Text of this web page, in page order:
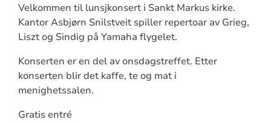
Velkommen til lunsjkonsert i Sankt Markus kirke.
Kantor Asbjørn Snilstveit spiller repertoar av Grieg,
Liszt og Sindig på Yamaha flygelet.
Konserten er en del av onsdagstreffet. Etter
konserten blir det kaffe, te og mat i
menighetssalen.
Gratis entré